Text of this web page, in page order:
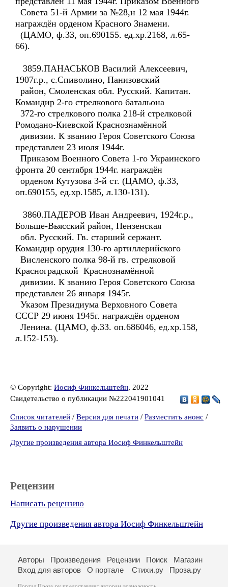
Совета 51-й Армии за №28,н 12 мая 1944г.
награждён орденом Красного Знамени.
(ЦАМО, ф.33, оп.690155. ед.хр.2168, л.65-
66).
3859.ПАНАСЬКОВ Василий Алексеевич,
1907г.р., с.Спиволино, Панизовский
район, Смоленская обл. Русский. Капитан.
Командир 2-го стрелкового батальона
372-го стрелкового полка 218-й стрелковой
Ромодано-Киевской Краснознамённой
дивизии. К званию Героя Советского Союза
представлен 23 июля 1944г.
Приказом Военного Совета 1-го Украинского
фронта 20 сентября 1944г. награждён
орденом Кутузова 3-й ст. (ЦАМО, ф.33,
оп.690155, ед.хр.1585, л.130-131).
3860.ПАДЕРОВ Иван Андреевич, 1924г.р.,
Больше-Вьясский район, Пензенская
обл. Русский. Гв. старший сержант.
Командир орудия 130-го артиллерийского
Висленского полка 98-й гв. стрелковой
Красноградской Краснознамённой
дивизии. К званию Героя Советского Союза
представлен 26 января 1945г.
Указом Президиума Верховного Совета
СССР 29 июня 1945г. награждён орденом
Ленина. (ЦАМО, ф.33. оп.686046, ед.хр.158,
л.152-153).
© Copyright: Иосиф Финкельштейн, 2022
Свидетельство о публикации №222041901041
Список читателей / Версия для печати / Разместить анонс /
Заявить о нарушении
Другие произведения автора Иосиф Финкельштейн
Рецензии
Написать рецензию
Другие произведения автора Иосиф Финкельштейн
Авторы Произведения Рецензии Поиск
Магазин
Вход для авторов
О портале Стихи.ру Проза.ру